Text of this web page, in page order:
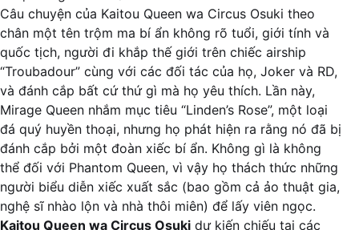
Câu chuyện của Kaitou Queen wa Circus Osuki theo
chân một tên trộm ma bí ẩn không rõ tuổi, giới tính và
quốc tịch, người đi khắp thế giới trên chiếc airship
“Troubadour” cùng với các đối tác của họ, Joker và RD,
và đánh cắp bất cứ thứ gì mà họ yêu thích. Lần này,
Mirage Queen nhắm mục tiêu “Linden’s Rose”, một loại
đá quý huyền thoại, nhưng họ phát hiện ra rằng nó đã bị
đánh cắp bởi một đoàn xiếc bí ẩn. Không gì là không
thể đối với Phantom Queen, vì vậy họ thách thức những
người biểu diễn xiếc xuất sắc (bao gồm cả ảo thuật gia,
nghệ sĩ nhào lộn và nhà thôi miên) để lấy viên ngọc.
Kaitou Queen wa Circus Osuki dự kiến ​​chiếu tại các